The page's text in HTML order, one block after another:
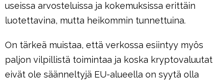
useissa arvosteluissa ja kokemuksissa erittäin
luotettavina, mutta heikommin tunnettuina.
On tärkeä muistaa, että verkossa esiintyy myös
paljon vilpillistä toimintaa ja koska kryptovaluutat
eivät ole säänneltyjä EU-alueella on syytä olla